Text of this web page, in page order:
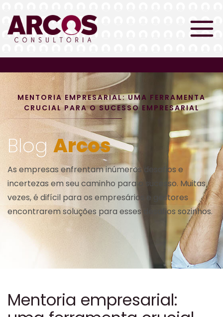
MENTORIA EMPRESARIAL: UMA FERRAMENTA
CRUCIAL PARA O SUCESSO EMPRESARIAL
BlogArcos
As empresas enfrentam inúmeros desafios e
incertezas em seu caminho para o sucesso. Muitas
vezes, é difícil para os empresários e gestores
encontrarem soluções para esses desafios sozinhos.
Mentoria empresarial: